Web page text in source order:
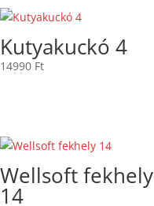
Kutyakuckó 4
14990 Ft
Wellsoft fekhely
14